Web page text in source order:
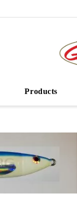
Products